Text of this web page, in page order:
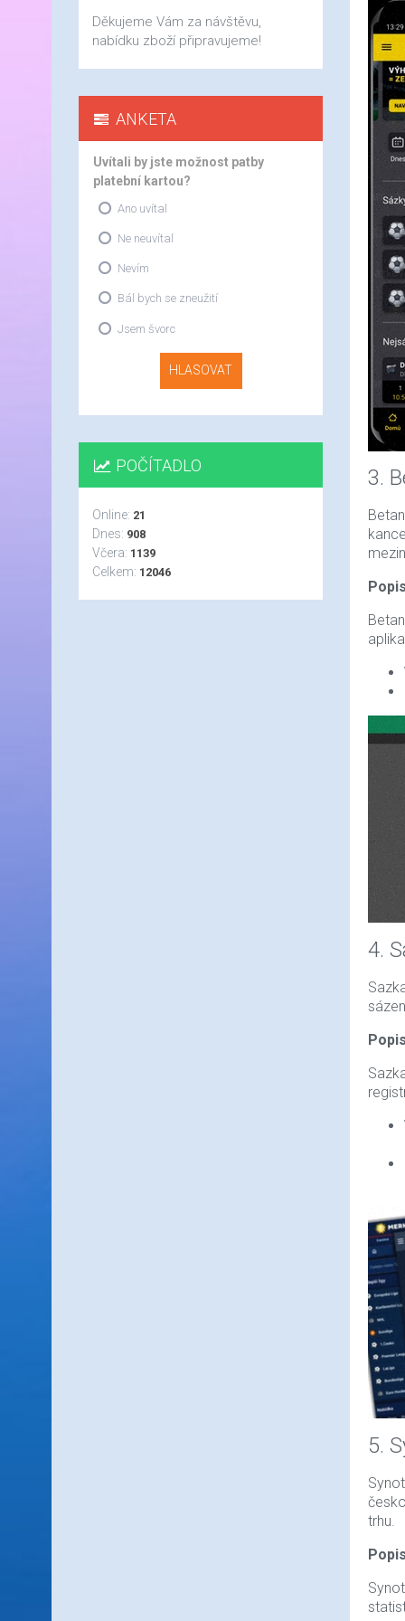
3.
4.
5.
trhu.
Děkujeme Vám za návštěvu,
nabídku zboží připravujeme!
ANKETA
Uvítali by jste možnost patby
platební kartou?
Ano uvítal
Ne neuvítal
Nevím
Bál bych se zneužití
Jsem švorc
HLASOVAT
POČÍTADLO
Online: 21
Dnes: 908
Včera: 1139
Celkem: 12046